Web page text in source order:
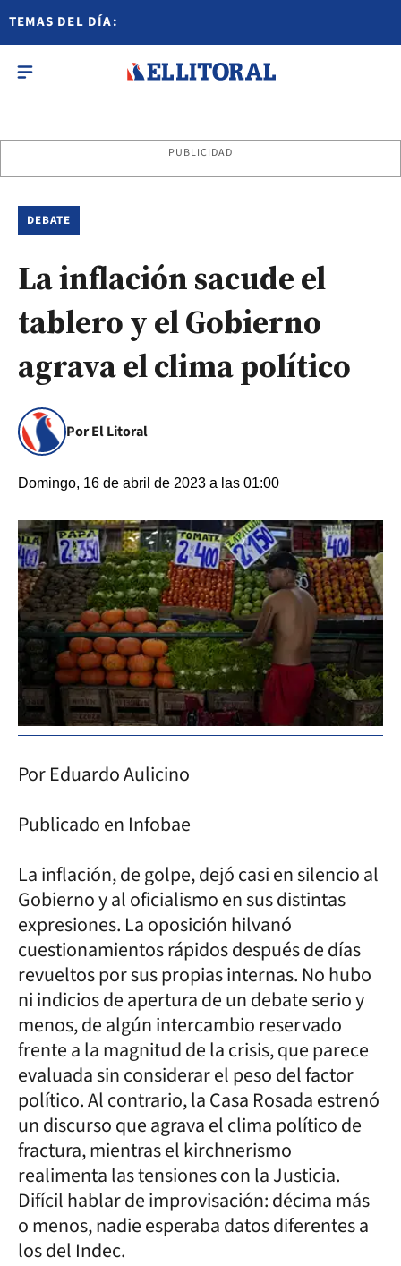
TEMAS DEL DÍA:
PUBLICIDAD
DEBATE
La inflación sacude el
tablero y el Gobierno
agrava el clima político
Por El Litoral
Domingo, 16 de abril de 2023 a las 01:00
Por Eduardo Aulicino
Publicado en Infobae
La inflación, de golpe, dejó casi en silencio al
Gobierno y al oficialismo en sus distintas
expresiones. La oposición hilvanó
cuestionamientos rápidos después de días
revueltos por sus propias internas. No hubo
ni indicios de apertura de un debate serio y
menos, de algún intercambio reservado
frente a la magnitud de la crisis, que parece
evaluada sin considerar el peso del factor
político. Al contrario, la Casa Rosada estrenó
un discurso que agrava el clima político de
fractura, mientras el kirchnerismo
realimenta las tensiones con la Justicia.
Difícil hablar de improvisación: décima más
o menos, nadie esperaba datos diferentes a
los del Indec.